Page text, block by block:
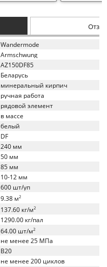
Wandermode
Armschwung
AZ150DF85
Беларусь
минеральный кирпич
ручная работа
рядовой элемент
в массе
белый
DF
240 мм
50 мм
85 мм
10-12 мм
600 шт/уп
9.38 м2
137.60 кг/м2
1290.00 кг/пал
64.00 шт/м2
не менее 25 МПа
B20
не менее 200 циклов